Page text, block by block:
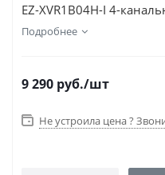
EZ-XVR1B04H-I 4-
Подробнее
9 290 руб./шт
Не устроила цена ?